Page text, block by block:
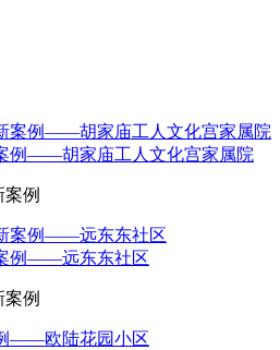
例——胡家庙工人文化宫家属院
案例
例——远东东社区
案例
——欧陆花园小区